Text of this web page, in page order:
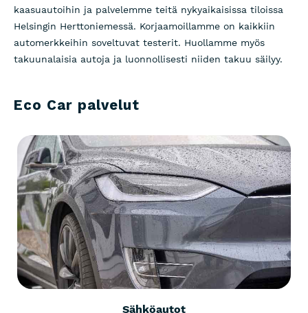
kaasuautoihin ja palvelemme teitä nykyaikaisissa tiloissa
Helsingin Herttoniemessä. Korjaamoillamme on kaikkiin
automerkkeihin soveltuvat testerit. Huollamme myös
takuunalaisia autoja ja luonnollisesti niiden takuu säilyy.
Eco Car palvelut
Sähköautot